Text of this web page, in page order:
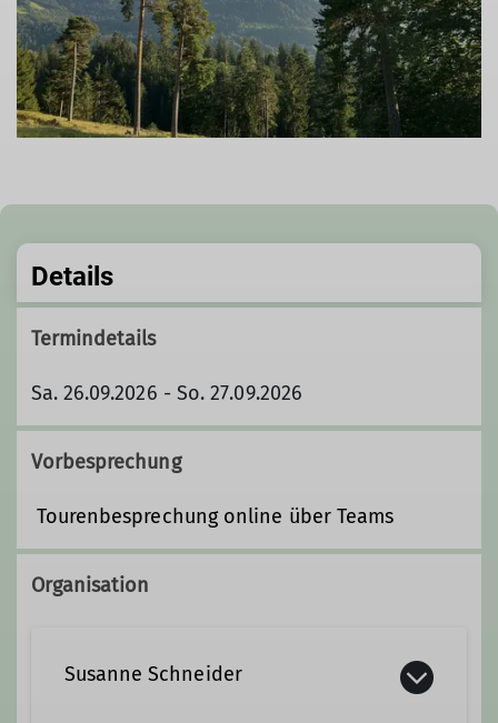
Details
Termindetails
Sa. 26.09.2026 - So. 27.09.2026
Vorbesprechung
Tourenbesprechung online über Teams
Organisation
Susanne Schneider